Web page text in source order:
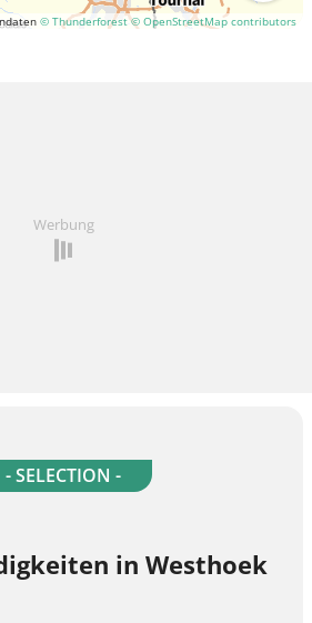
© Thunderforest © OpenStreetMap contributors
Werbung
- SELECTION -
in Westhoek